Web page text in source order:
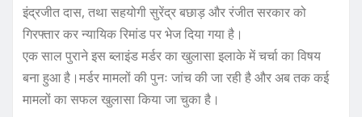
इंद्रजीत दास, तथा सहयोगी सुरेंद्र बछाड़ और रंजीत सरकार को
गिरफ्तार कर न्यायिक रिमांड पर भेज दिया गया है।
एक साल पुराने इस ब्लाइंड मर्डर का खुलासा इलाके में चर्चा का विषय
बना हुआ है।मर्डर मामलों की पुनः जांच की जा रही है और अब तक कई
मामलों का सफल खुलासा किया जा चुका है।